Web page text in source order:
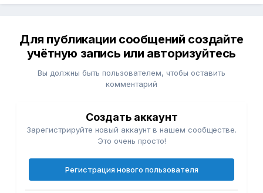
Для публикации сообщений создайте
учётную запись или авторизуйтесь
Вы должны быть пользователем, чтобы оставить
комментарий
Создать аккаунт
Зарегистрируйте новый аккаунт в нашем сообществе.
Это очень просто!
Регистрация нового пользователя